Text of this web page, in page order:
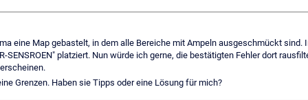
eine Map gebastelt, in dem alle Bereiche mit Ampeln ausgeschmückt sind.
SENSROEN" platziert. Nun würde ich gerne, die bestätigten Fehler dort
Grenzen. Haben sie Tipps oder eine Lösung für mich?